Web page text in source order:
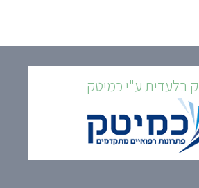
בלעדית ע"י כמיטק